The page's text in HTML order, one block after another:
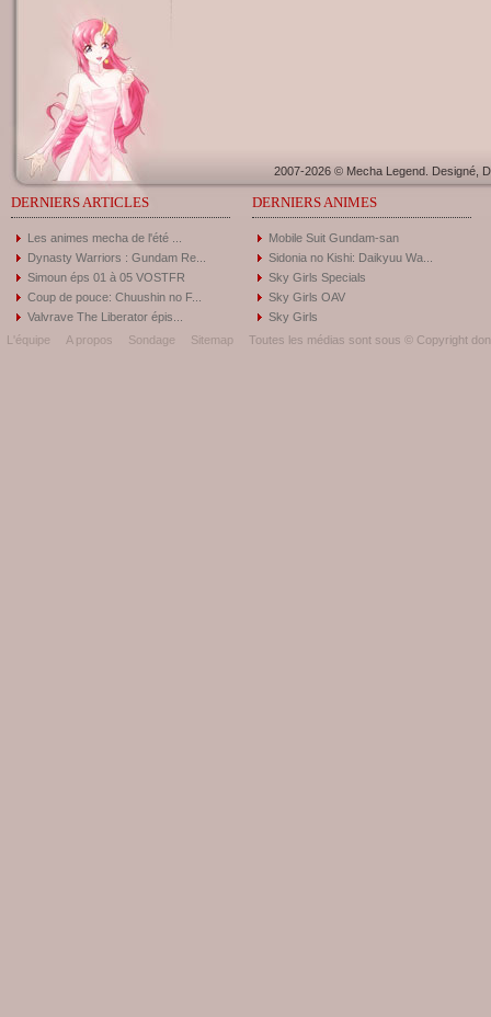
2007-2026 © Mecha Legend. Designé,
DERNIERS ARTICLES
Les animes mecha de l'été ...
Dynasty Warriors : Gundam Re...
Simoun éps 01 à 05 VOSTFR
Coup de pouce: Chuushin no F...
Valvrave The Liberator épis...
DERNIERS ANIMES
Mobile Suit Gundam-san
Sidonia no Kishi: Daikyuu Wa...
Sky Girls Specials
Sky Girls OAV
Sky Girls
L'équipe
A propos Sondage Sitemap Toutes les médias sont sous © Copyright